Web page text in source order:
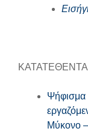
Ψήφισμα
Μύκονο